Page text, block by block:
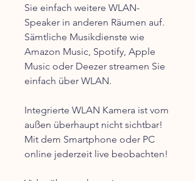
Sie einfach weitere WLAN-
Speaker in anderen Räumen auf.
Sämtliche Musikdienste wie
Amazon Music, Spotify, Apple
Music oder Deezer streamen Sie
einfach über WLAN.
Integrierte WLAN Kamera ist vom
außen überhaupt nicht sichtbar!
Mit dem Smartphone oder PC
online jederzeit live beobachten!